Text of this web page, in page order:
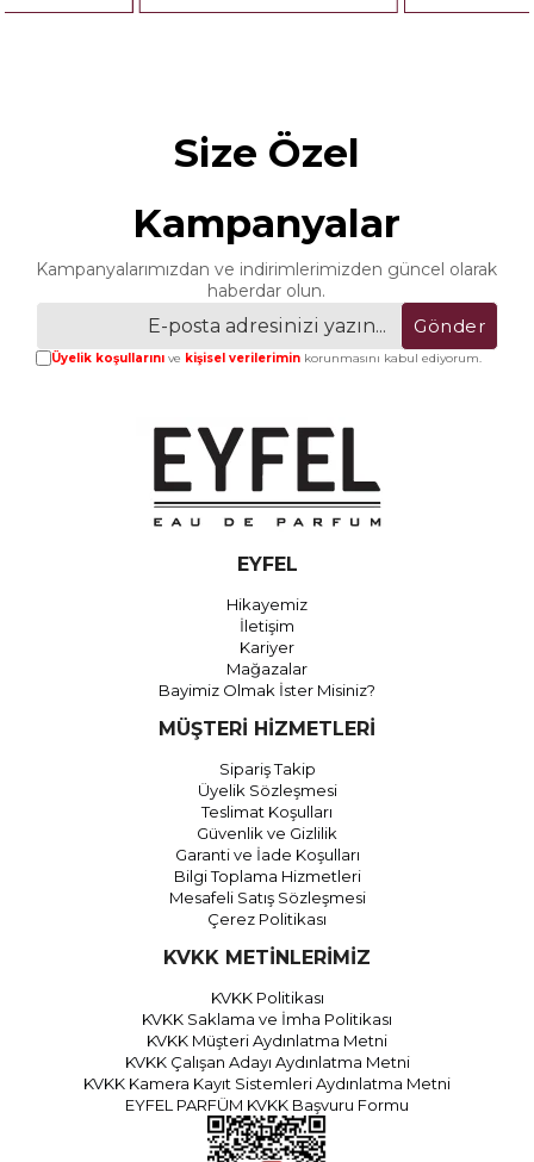
Size Özel
Kampanyalar
Kampanyalarımızdan ve indirimlerimizden güncel olarak
haberdar olun.
Gönder
Üyelik koşullarınıve kişisel verileriminkorunmasını kabul ediyorum.
EYFEL
Hikayemiz
İletişim
Kariyer
Mağazalar
Bayimiz Olmak İster Misiniz?
MÜŞTERİ HİZMETLERİ
Sipariş Takip
Üyelik Sözleşmesi
Teslimat Koşulları
Güvenlik ve Gizlilik
Garanti ve İade Koşulları
Bilgi Toplama Hizmetleri
Mesafeli Satış Sözleşmesi
Çerez Politikası
KVKK METİNLERİMİZ
KVKK Politikası
KVKK Saklama ve İmha Politikası
KVKK Müşteri Aydınlatma Metni
KVKK Çalışan Adayı Aydınlatma Metni
KVKK Kamera Kayıt Sistemleri Aydınlatma Metni
EYFEL PARFÜM KVKK Başvuru Formu